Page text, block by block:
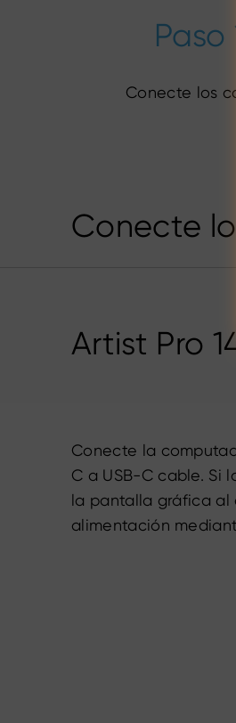
Paso
Conecte los
Conecte
Artist Pro
Conecte la
C a USB-C cable. Si
la pantalla gráfica
alimentación